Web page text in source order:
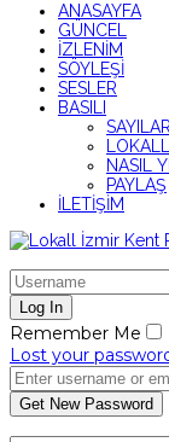
ANASAYFA
GÜNCEL
İZLENİM
SÖYLEŞİ
SESLER
BASILI
SAYILAR
NASIL
PAYLAŞ
İLETİŞİM
Remember Me
Lost your